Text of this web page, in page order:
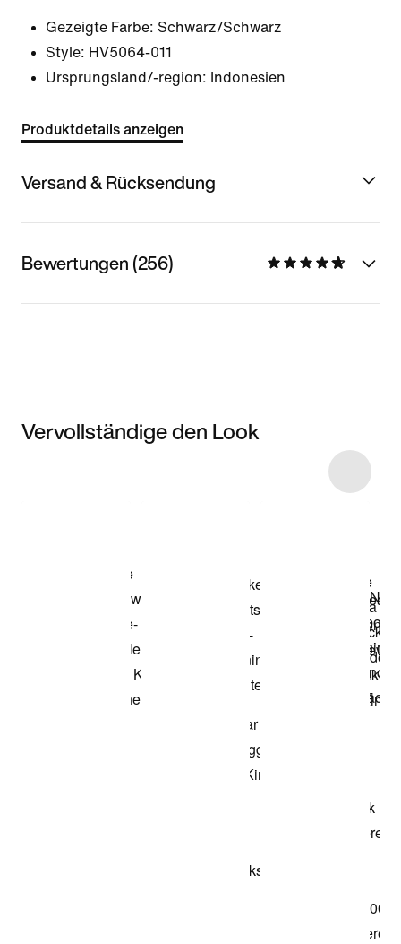
Gezeigte Farbe: Schwarz/Schwarz
Style: HV5064-011
Ursprungsland/-region: Indonesien
Produktdetails anzeigen
Versand & Rücksendung
Bewertungen (256)
Vervollständige den Look